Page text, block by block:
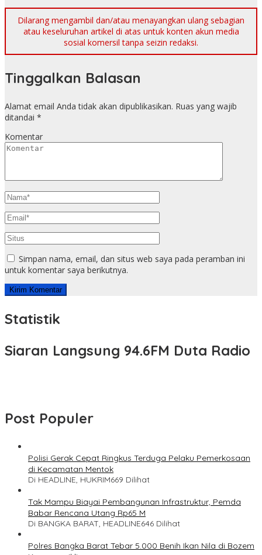
Dilarang mengambil dan/atau menayangkan ulang sebagian
atau keseluruhan artikel di atas untuk konten akun media
sosial komersil tanpa seizin redaksi.
Tinggalkan Balasan
Alamat email Anda tidak akan dipublikasikan. Ruas yang wajib
ditandai *
Komentar
Simpan nama, email, dan situs web saya pada peramban ini
untuk komentar saya berikutnya.
Statistik
Siaran Langsung 94.6FM Duta Radio
Post Populer
Polisi Gerak Cepat Ringkus Terduga Pelaku Pemerkosaan
di Kecamatan Mentok
Di HEADLINE, HUKRIM669 Dilihat
Tak Mampu Biayai Pembangunan Infrastruktur, Pemda
Babar Rencana Utang Rp65 M
Di BANGKA BARAT, HEADLINE646 Dilihat
Polres Bangka Barat Tebar 5.000 Benih Ikan Nila di Bozem